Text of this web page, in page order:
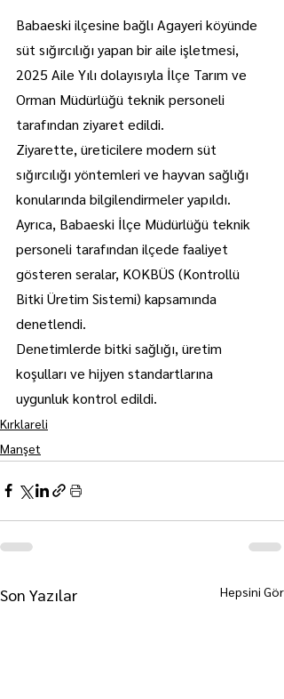
Babaeski ilçesine bağlı Agayeri köyünde
süt sığırcılığı yapan bir aile işletmesi,
2025 Aile Yılı dolayısıyla İlçe Tarım ve
Orman Müdürlüğü teknik personeli
tarafından ziyaret edildi.
Ziyarette, üreticilere modern süt
sığırcılığı yöntemleri ve hayvan sağlığı
konularında bilgilendirmeler yapıldı.
Ayrıca, Babaeski İlçe Müdürlüğü teknik
personeli tarafından ilçede faaliyet
gösteren seralar, KOKBÜS (Kontrollü
Bitki Üretim Sistemi) kapsamında
denetlendi.
Denetimlerde bitki sağlığı, üretim
koşulları ve hijyen standartlarına
uygunluk kontrol edildi.
Kırklareli
Manşet
Son Yazılar Hepsini Gör